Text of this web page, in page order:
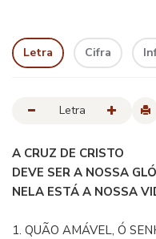
Letra Cifra
Letra
A CRUZ DE CRISTO
DEVE SER A NOSSA
NELA ESTÁ A NOSSA
1. QUÃO AMÁVEL, Ó